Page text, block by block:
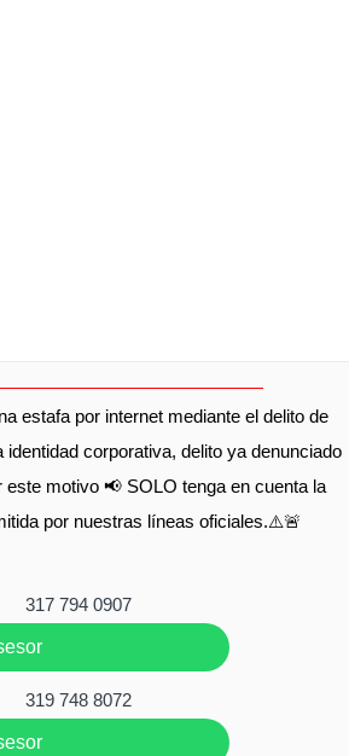
estafa por internet mediante el delito de
identidad corporativa, delito ya denunciado
este motivo 📢 SOLO tenga en cuenta la
por nuestras líneas oficiales.⚠️🚨
317 794 0907
319 748 8072